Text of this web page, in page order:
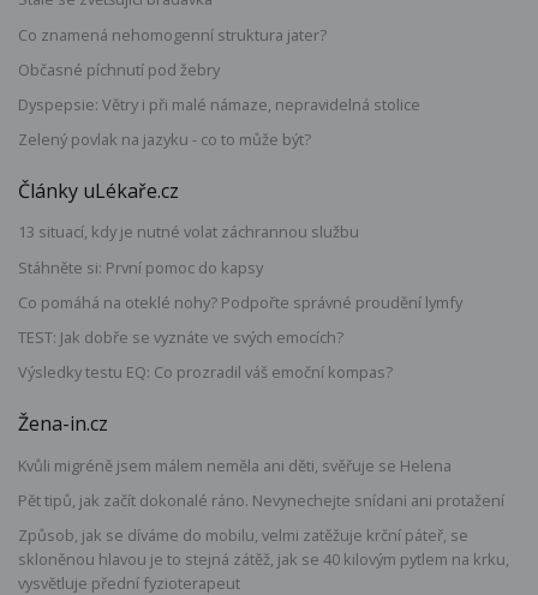
Co znamená nehomogenní struktura jater?
Občasné píchnutí pod žebry
Dyspepsie: Větry i při malé námaze, nepravidelná stolice
Zelený povlak na jazyku - co to může být?
Články uLékaře.cz
13 situací, kdy je nutné volat záchrannou službu
Stáhněte si: První pomoc do kapsy
Co pomáhá na oteklé nohy? Podpořte správné proudění lymfy
TEST: Jak dobře se vyznáte ve svých emocích?
Výsledky testu EQ: Co prozradil váš emoční kompas?
Žena-in.cz
Kvůli migréně jsem málem neměla ani děti, svěřuje se Helena
Pět tipů, jak začít dokonalé ráno. Nevynechejte snídani ani protažení
Způsob, jak se díváme do mobilu, velmi zatěžuje krční páteř, se
skloněnou hlavou je to stejná zátěž, jak se 40 kilovým pytlem na krku,
vysvětluje přední fyzioterapeut